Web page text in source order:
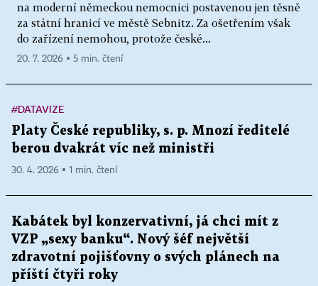
na moderní německou nemocnici postavenou jen těsně
za státní hranicí ve městě Sebnitz. Za ošetřením však
do zařízení nemohou, protože české...
20. 7. 2026 ▪ 5 min. čtení
#DATAVIZE
Platy České republiky, s. p. Mnozí ředitelé
berou dvakrát víc než ministři
30. 4. 2026 ▪ 1 min. čtení
Kabátek byl konzervativní, já chci mít z
VZP „sexy banku“. Nový šéf největší
zdravotní pojišťovny o svých plánech na
příští čtyři roky